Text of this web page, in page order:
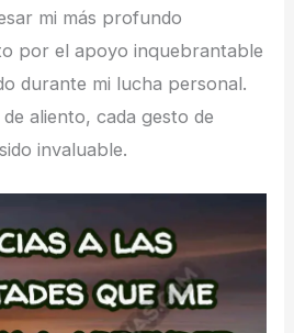
mi más profundo
por el apoyo inquebrantable
durante mi lucha personal.
aliento, cada gesto de
invaluable.